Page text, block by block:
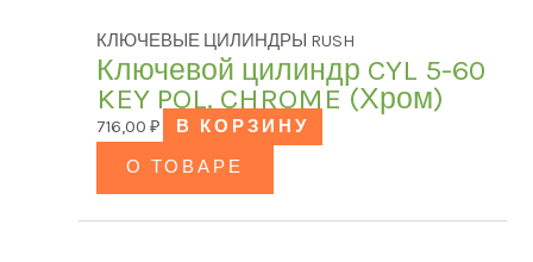
КЛЮЧЕВЫЕ ЦИЛИНДРЫ RUSH
Ключевой цилиндр CYL 5-60
KEY POL. CHROME (Хром)
716,00 ₽
В КОРЗИНУ
О ТОВАРЕ